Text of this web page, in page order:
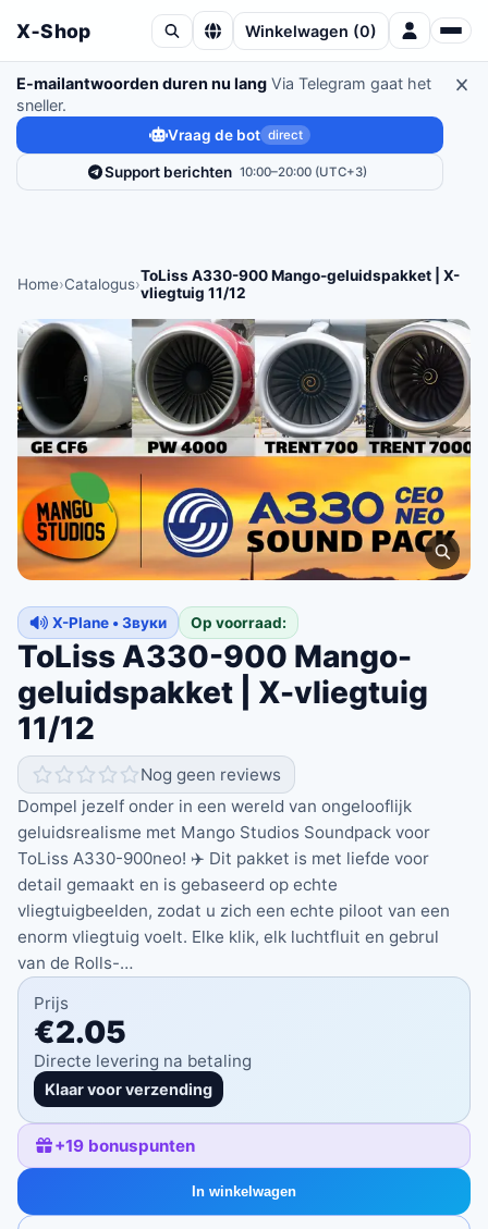
X‑Shop Winkelwagen (0)
E-mailantwoorden duren nu lang Via Telegram gaat het
sneller.
Vraag de bot direct
Support berichten 10:00–20:00 (UTC+3)
Home›Catalogus›ToLiss A330-900 Mango-geluidspakket | X-
vliegtuig 11/12
X-Plane • Звуки Op voorraad:
ToLiss A330-900 Mango-
geluidspakket | X-vliegtuig
11/12
Nog geen reviews
Dompel jezelf onder in een wereld van ongelooflijk
geluidsrealisme met Mango Studios Soundpack voor
ToLiss A330-900neo! ✈️ Dit pakket is met liefde voor
detail gemaakt en is gebaseerd op echte
vliegtuigbeelden, zodat u zich een echte piloot van een
enorm vliegtuig voelt. Elke klik, elk luchtfluit en gebrul
van de Rolls-…
Prijs
€2.05
Directe levering na betaling
Klaar voor verzending
+19 bonuspunten
In winkelwagen